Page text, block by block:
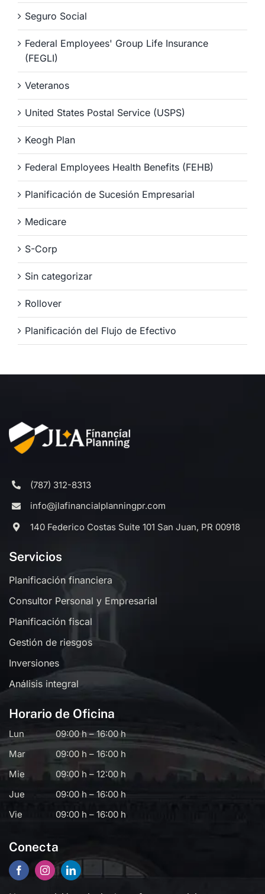
Seguro Social
Federal Employees' Group Life Insurance
(FEGLI)
Veteranos
United States Postal Service (USPS)
Keogh Plan
Federal Employees Health Benefits (FEHB)
Planificación de Sucesión Empresarial
Medicare
S-Corp
Sin categorizar
Rollover
Planificación del Flujo de Efectivo
(787) 312-8313
info@jlafinancialplanningpr.com
140 Federico Costas Suite 101 San Juan, PR 00918
Servicios
Planificación financiera
Consultor Personal y Empresarial
Planificación fiscal
Gestión de riesgos
Inversiones
Análisis integral
Horario de Oficina
Lun
09:00 h – 16:00 h
Mar
09:00 h – 16:00 h
Mie
09:00 h – 12:00 h
Jue
09:00 h – 16:00 h
Vie
09:00 h – 16:00 h
Conecta